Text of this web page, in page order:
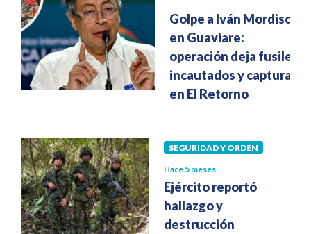
Golpe a Iván Mordisco
en Guaviare:
operación deja fusiles
incautados y capturas
en El Retorno
SEGURIDAD Y ORDEN
Hace 5 meses
Ejército reportó
hallazgo y
destrucción